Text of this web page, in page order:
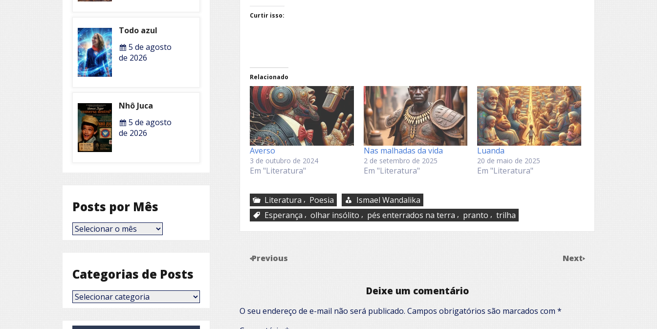
Curtir isso:
Relacionado
Averso
3 de outubro de 2024
Em "Literatura"
Nas malhadas da vida
2 de setembro de 2025
Em "Literatura"
Luanda
20 de maio de 2025
Em "Literatura"
Literatura , Poesia
Ismael Wandalika
Esperança , olhar insólito , pés enterrados na terra , pranto , trilha
Previous Next
Deixe um comentário
O seu endereço de e-mail não será publicado. Campos obrigatórios são marcados com *
Todo azul
5 de agosto
de 2026
Nhô Juca
5 de agosto
de 2026
Posts por Mês
Posts
por
Categorias de Posts
Categorias
de